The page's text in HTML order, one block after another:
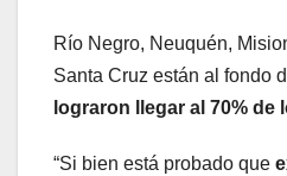
Río Negro, Neuquén,
Santa Cruz están al fondo
lograron llegar al 70% de
“Si bien está probado que